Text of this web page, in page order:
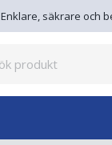
Enklare, säkrare och